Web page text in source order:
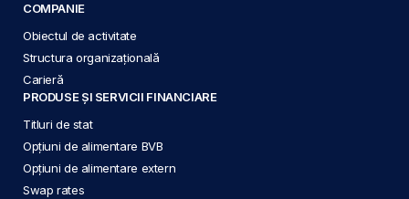
COMPANIE
Obiectul de activitate
Structura organizațională
Carieră
PRODUSE ȘI SERVICII FINANCIARE
Titluri de stat
Opțiuni de alimentare BVB
Opțiuni de alimentare extern
Swap rates